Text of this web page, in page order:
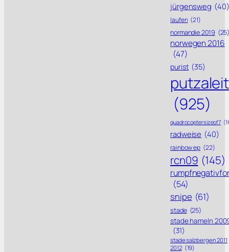
jürgensweg (40)
laufen (21)
normandie 2019
norwegen 2016
(47)
purist (35)
putzaleit
(925)
quadrocoptersizeof7
radweise (40)
rainbow ep (22)
rcn09 (145)
(54)
snipe (61)
stade (25)
stade hameln
(31)
stade salzbergen 2011
2012 (19)